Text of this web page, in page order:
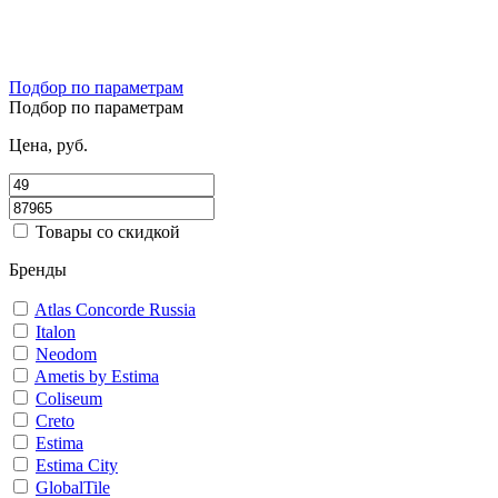
Подбор по параметрам
Подбор по параметрам
Цена, руб.
Товары со скидкой
Бренды
Atlas Concorde Russia
Italon
Neodom
Ametis by Estima
Coliseum
Creto
Estima
Estima City
GlobalTile